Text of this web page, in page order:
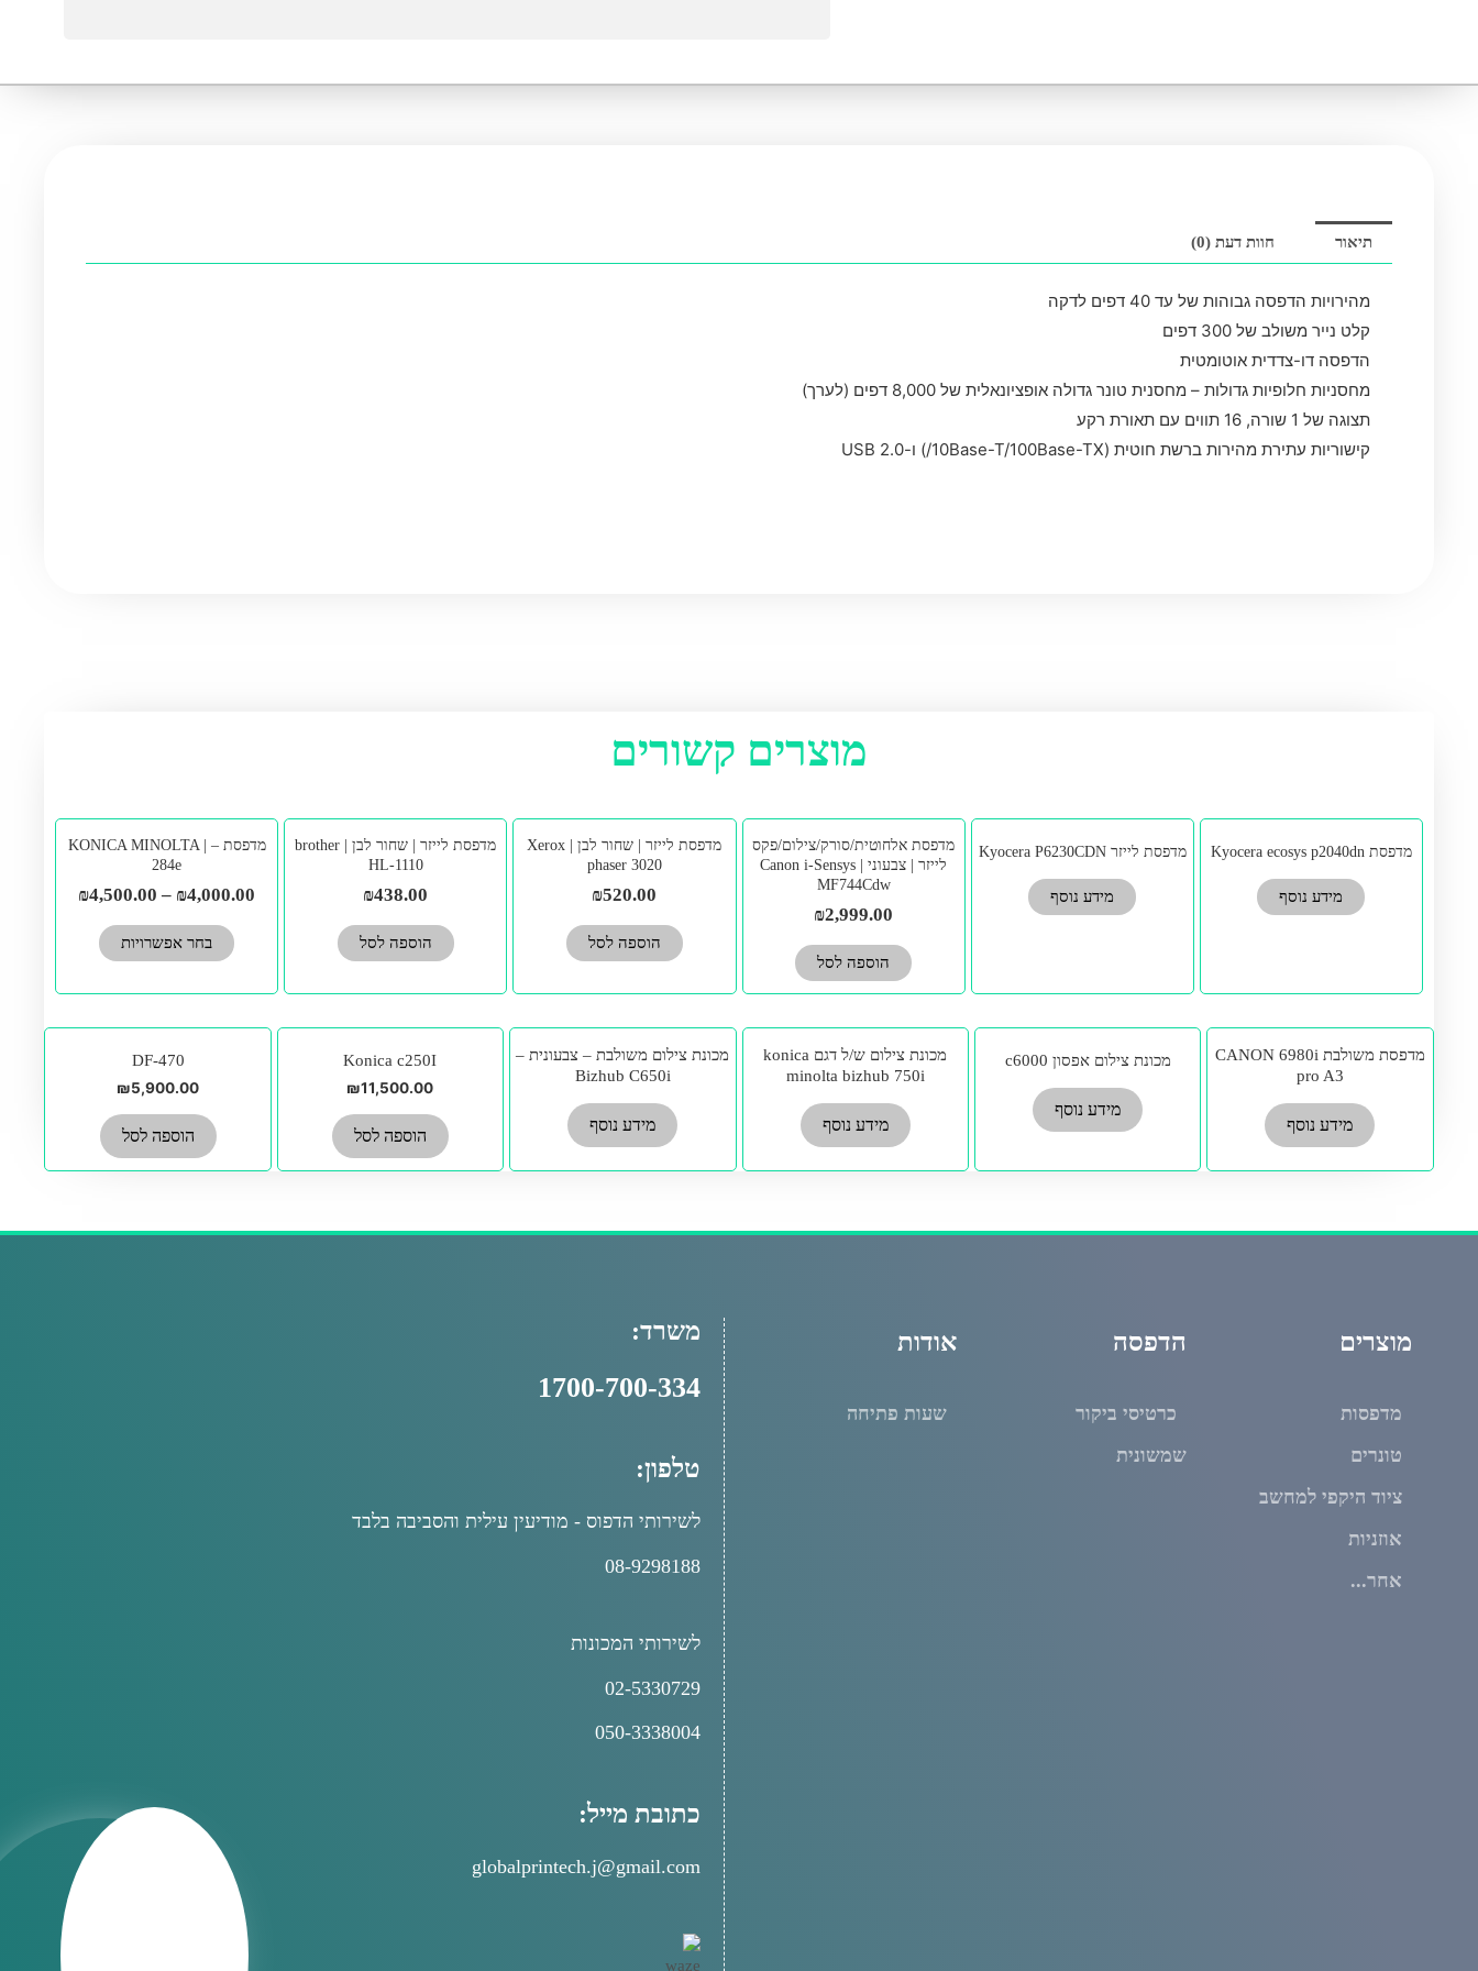
תיאור חוות דעת (0)
מהירויות הדפסה גבוהות של עד 40 דפים לדקה
קלט נייר משולב של 300 דפים
הדפסה דו-צדדית אוטומטית
מחסניות חלופיות גדולות – מחסנית טונר גדולה אופציונאלית של 8,000 דפים (לערך)
תצוגה של 1 שורה, 16 תווים עם תאורת רקע
קישוריות עתירת מהירות ברשת חוטית (10Base-T/100Base-TX/) ו-USB 2.0
מוצרים קשורים
מדפסת Kyocera ecosys p2040dn
מידע נוסף
מדפסת ‏לייזר Kyocera P6230CDN
מידע נוסף
מדפסת אלחוטית/סורק/צילום/פקס
לייזר | צבעוני | Canon i-Sensys
MF744Cdw
₪2,999.00
הוספה לסל
מדפסת לייזר | שחור לבן | Xerox
phaser 3020
₪520.00
הוספה לסל
מדפסת לייזר | שחור לבן | brother
HL-1110
₪438.00
הוספה לסל
מדפסת – KONICA MINOLTA |
284e
₪4,000.00
–
₪4,500.00
בחר אפשרויות
יש
סוגים.
המוצר
מדפסת משולבת CANON 6980i
pro A3
מידע נוסף
מכונת צילום אפסון c6000
מידע נוסף
מכונת צילום ש/ל דגם konica
minolta bizhub 750i
מידע נוסף
מכונת צילום משולבת – צבעונית –
Bizhub C650i
מידע נוסף
Konica c250I
₪11,500.00
הוספה לסל
DF-470
₪5,900.00
הוספה לסל
מוצרים
מדפסות
טונרים
ציוד היקפי למחשב
אוזניות
אחר...
הדפסה
כרטיסי ביקור
שמשונית
אודות
שעות פתיחה
משרד:
1700-700-334
טלפון:
לשירותי הדפוס - מודיעין עילית והסביבה בלבד
08-9298188
לשירותי המכונות
02-5330729
050-3338004
כתובת מייל:
globalprintech.j@gmail.com